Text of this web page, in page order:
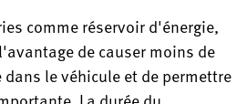
comme réservoir d'énergie,
de causer moins de
le véhicule et de permettre